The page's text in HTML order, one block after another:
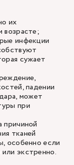
их
возрасте;
инфекции
сужает
падении
может
при
причиной
тканей
особенно если
экстренно.